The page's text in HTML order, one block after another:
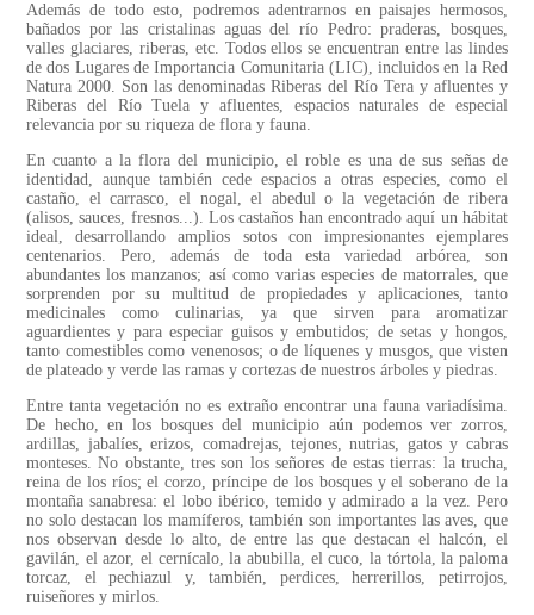
Además de todo esto, podremos adentrarnos en paisajes hermosos,
bañados por las cristalinas aguas del río Pedro: praderas, bosques,
valles glaciares, riberas, etc. Todos ellos se encuentran entre las lindes
de dos Lugares de Importancia Comunitaria (LIC), incluidos en la Red
Natura 2000. Son las denominadas Riberas del Río Tera y afluentes y
Riberas del Río Tuela y afluentes, espacios naturales de especial
relevancia por su riqueza de flora y fauna.
En cuanto a la flora del municipio, el roble es una de sus señas de
identidad, aunque también cede espacios a otras especies, como el
castaño, el carrasco, el nogal, el abedul o la vegetación de ribera
(alisos, sauces, fresnos...). Los castaños han encontrado aquí un hábitat
ideal, desarrollando amplios sotos con impresionantes ejemplares
centenarios. Pero, además de toda esta variedad arbórea, son
abundantes los manzanos; así como varias especies de matorrales, que
sorprenden por su multitud de propiedades y aplicaciones, tanto
medicinales como culinarias, ya que sirven para aromatizar
aguardientes y para especiar guisos y embutidos; de setas y hongos,
tanto comestibles como venenosos; o de líquenes y musgos, que visten
de plateado y verde las ramas y cortezas de nuestros árboles y piedras.
Entre tanta vegetación no es extraño encontrar una fauna variadísima.
De hecho, en los bosques del municipio aún podemos ver zorros,
ardillas, jabalíes, erizos, comadrejas, tejones, nutrias, gatos y cabras
monteses. No obstante, tres son los señores de estas tierras: la trucha,
reina de los ríos; el corzo, príncipe de los bosques y el soberano de la
montaña sanabresa: el lobo ibérico, temido y admirado a la vez. Pero
no solo destacan los mamíferos, también son importantes las aves, que
nos observan desde lo alto, de entre las que destacan el halcón, el
gavilán, el azor, el cernícalo, la abubilla, el cuco, la tórtola, la paloma
torcaz, el pechiazul y, también, perdices, herrerillos, petirrojos,
ruiseñores y mirlos.